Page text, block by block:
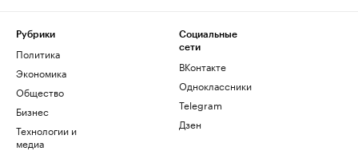
Рубрики
Политика
Экономика
Общество
Бизнес
Технологии и
медиа
Социальные
сети
ВКонтакте
Одноклассники
Telegram
Дзен